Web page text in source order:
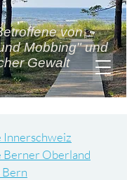
von
Mobbing" und
Gewalt
Innerschweiz
Berner Oberland
Bern